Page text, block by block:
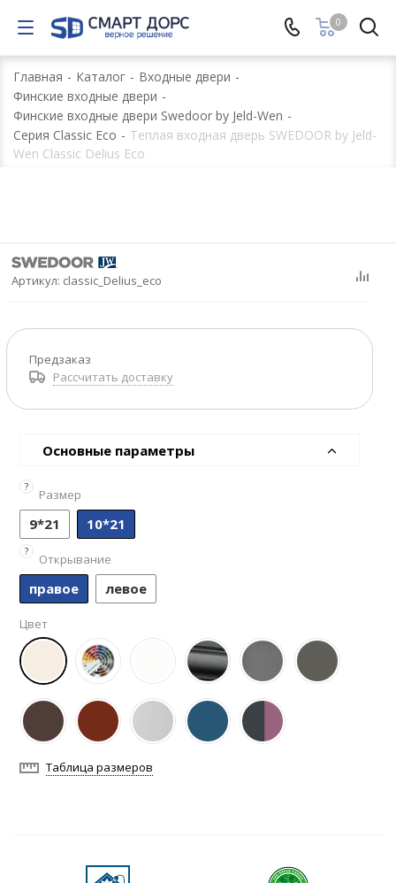
0
Главная - Каталог - Входные двери -
Финские входные двери -
Финские входные двери Swedoor by Jeld-Wen -
Серия Classic Eco - Теплая входная дверь SWEDOOR by Jeld-
Wen Classic Delius Eco
Артикул: classic_Delius_eco
Предзаказ
Рассчитать доставку
Основные параметры
?
Размер
9*21 10*21
?
Открывание
правое левое
Цвет
Таблица размеров